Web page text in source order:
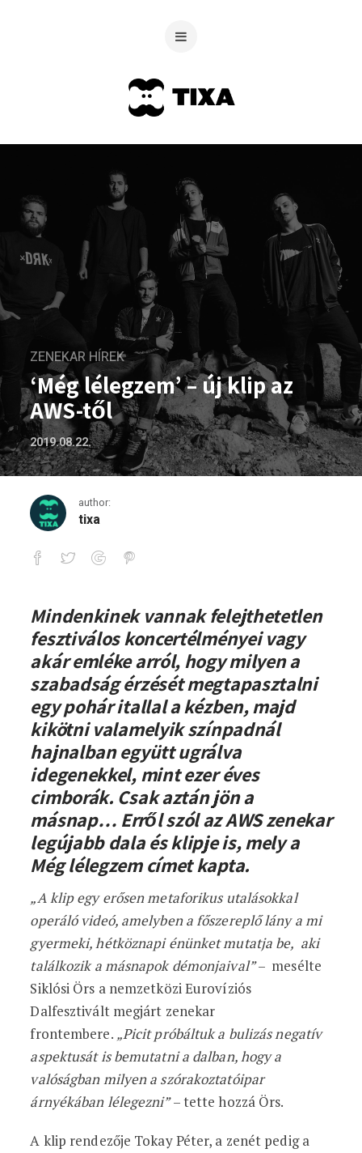
ZENEKAR HÍREK
‘Még lélegzem’ – új klip az
AWS-től
2019.08.22.
author:
tixa
‘Még lélegzem’ – új klip az AWS-től
Mindenkinek vannak felejthetetlen
fesztiválos koncertélményei vagy
akár emléke arról, hogy milyen a
szabadság érzését megtapasztalni
egy pohár itallal a kézben, majd
kikötni valamelyik színpadnál
hajnalban együtt ugrálva
idegenekkel, mint ezer éves
cimborák. Csak aztán jön a
másnap… Erről szól az AWS zenekar
legújabb dala és klipje is, mely a
Még lélegzem címet kapta.
„A klip egy erősen metaforikus utalásokkal
operáló videó, amelyben a főszereplő lány a mi
gyermeki, hétköznapi énünket mutatja be, aki
találkozik a másnapok démonjaival”– mesélte
Siklósi Örs a nemzetközi Eurovíziós
Dalfesztivált megjárt zenekar
frontembere. „Picit próbáltuk a bulizás negatív
aspektusát is bemutatni a dalban, hogy a
valóságban milyen a szórakoztatóipar
árnyékában lélegezni”– tette hozzá Örs.
A klip rendezője Tokay Péter, a zenét pedig a